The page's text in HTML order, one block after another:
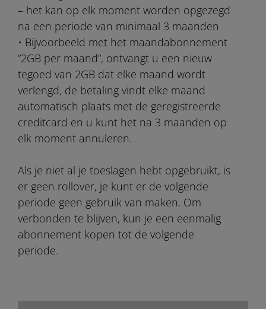
– het kan op elk moment worden opgezegd
na een periode van minimaal 3 maanden
• Bijvoorbeeld met het maandabonnement
“2GB per maand”, ontvangt u een nieuw
tegoed van 2GB dat elke maand wordt
verlengd, de betaling vindt elke maand
automatisch plaats met de geregistreerde
creditcard en u kunt het na 3 maanden op
elk moment annuleren.
Als je niet al je toeslagen hebt opgebruikt, is
er geen rollover, je kunt er de volgende
periode geen gebruik van maken. Om
verbonden te blijven, kun je een eenmalig
abonnement kopen tot de volgende
periode.